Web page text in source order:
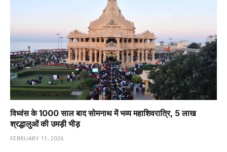
विध्वंस के 1000 साल बाद सोमनाथ में भव्य महाशिवरात्रि, 5 लाख
श्रद्धालुओं की उमड़ी भीड़
FEBRUARY 11, 2026